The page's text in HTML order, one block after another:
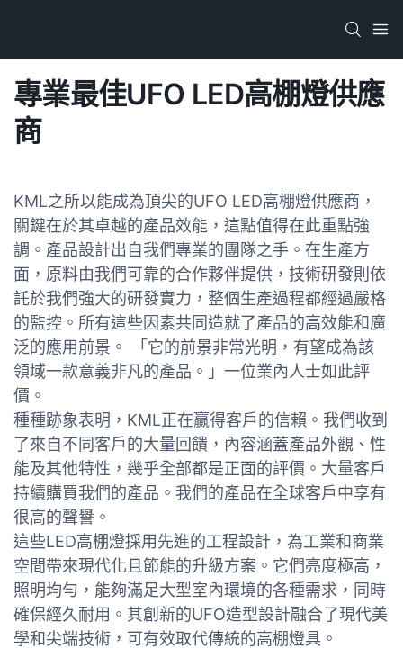
專業最佳UFO LED高棚燈供應
商
KML之所以能成為頂尖的UFO LED高棚燈供應商，
關鍵在於其卓越的產品效能，這點值得在此重點強
調。產品設計出自我們專業的團隊之手。在生產方
面，原料由我們可靠的合作夥伴提供，技術研發則依
託於我們強大的研發實力，整個生產過程都經過嚴格
的監控。所有這些因素共同造就了產品的高效能和廣
泛的應用前景。 「它的前景非常光明，有望成為該
領域一款意義非凡的產品。」一位業內人士如此評
價。
種種跡象表明，KML正在贏得客戶的信賴。我們收到
了來自不同客戶的大量回饋，內容涵蓋產品外觀、性
能及其他特性，幾乎全部都是正面的評價。大量客戶
持續購買我們的產品。我們的產品在全球客戶中享有
很高的聲譽。
這些LED高棚燈採用先進的工程設計，為工業和商業
空間帶來現代化且節能的升級方案。它們亮度極高，
照明均勻，能夠滿足大型室內環境的各種需求，同時
確保經久耐用。其創新的UFO造型設計融合了現代美
學和尖端技術，可有效取代傳統的高棚燈具。